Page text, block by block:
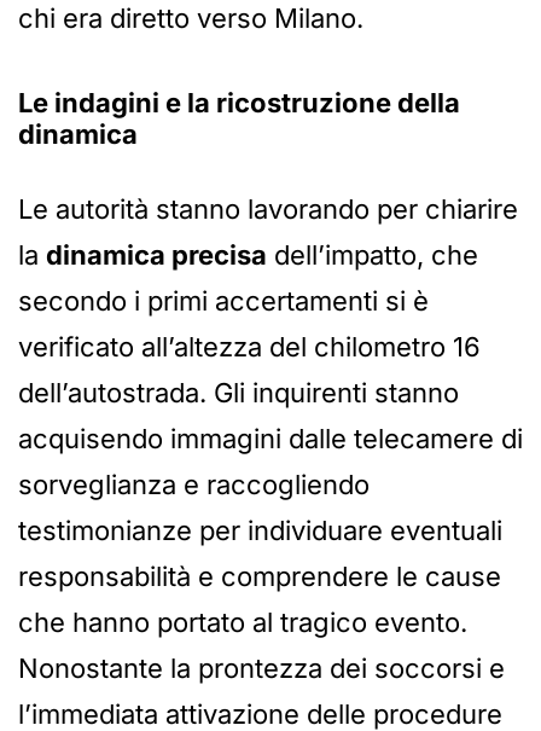
chi era diretto verso Milano.
Le indagini e la ricostruzione della
dinamica
Le autorità stanno lavorando per chiarire
la dinamica precisa dell’impatto, che
secondo i primi accertamenti si è
verificato all’altezza del chilometro 16
dell’autostrada. Gli inquirenti stanno
acquisendo immagini dalle telecamere di
sorveglianza e raccogliendo
testimonianze per individuare eventuali
responsabilità e comprendere le cause
che hanno portato al tragico evento.
Nonostante la prontezza dei soccorsi e
l’immediata attivazione delle procedure